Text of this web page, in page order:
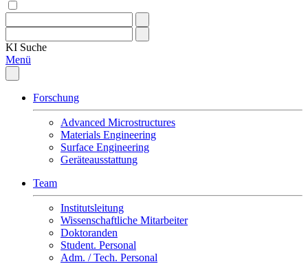
KI Suche
Menü
Forschung
Advanced Microstructures
Materials Engineering
Surface Engineering
Geräteausstattung
Team
Institutsleitung
Wissenschaftliche Mitarbeiter
Doktoranden
Student. Personal
Adm. / Tech. Personal